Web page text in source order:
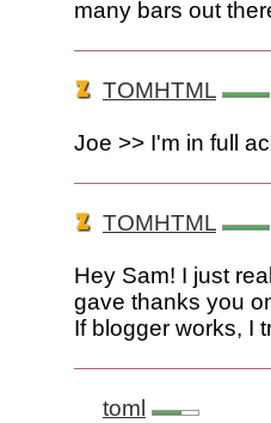
many bars out
TOMHTML
Joe >> I'm in full
TOMHTML
Hey Sam! I just
gave thanks you
If blogger works, I
toml